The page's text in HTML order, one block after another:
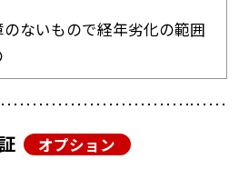
ないもので経年劣化の範囲
オプション